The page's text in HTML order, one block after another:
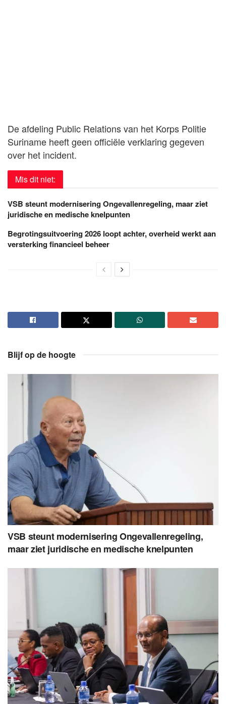
De afdeling Public Relations van het Korps Politie
Suriname heeft geen officiële verklaring gegeven
over het incident.
Mis dit niet:
VSB steunt modernisering Ongevallenregeling, maar ziet
juridische en medische knelpunten
Begrotingsuitvoering 2026 loopt achter, overheid werkt aan
versterking financieel beheer
Blijf op de hoogte
VSB steunt modernisering Ongevallenregeling,
maar ziet juridische en medische knelpunten